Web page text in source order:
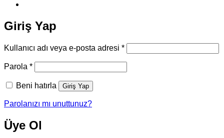
Giriş Yap
Kullanıcı adı veya e-posta adresi *Gerekli
Parola *Gerekli
Beni hatırla Giriş Yap
Parolanızı mı unuttunuz?
Üye Ol